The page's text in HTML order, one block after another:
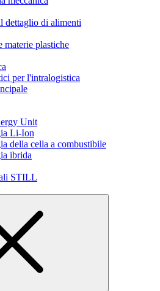
dettaglio di alimenti
materie plastiche
per l'intralogistica
Unit
Li-Ion
della cella a combustibile
ibrida
STILL